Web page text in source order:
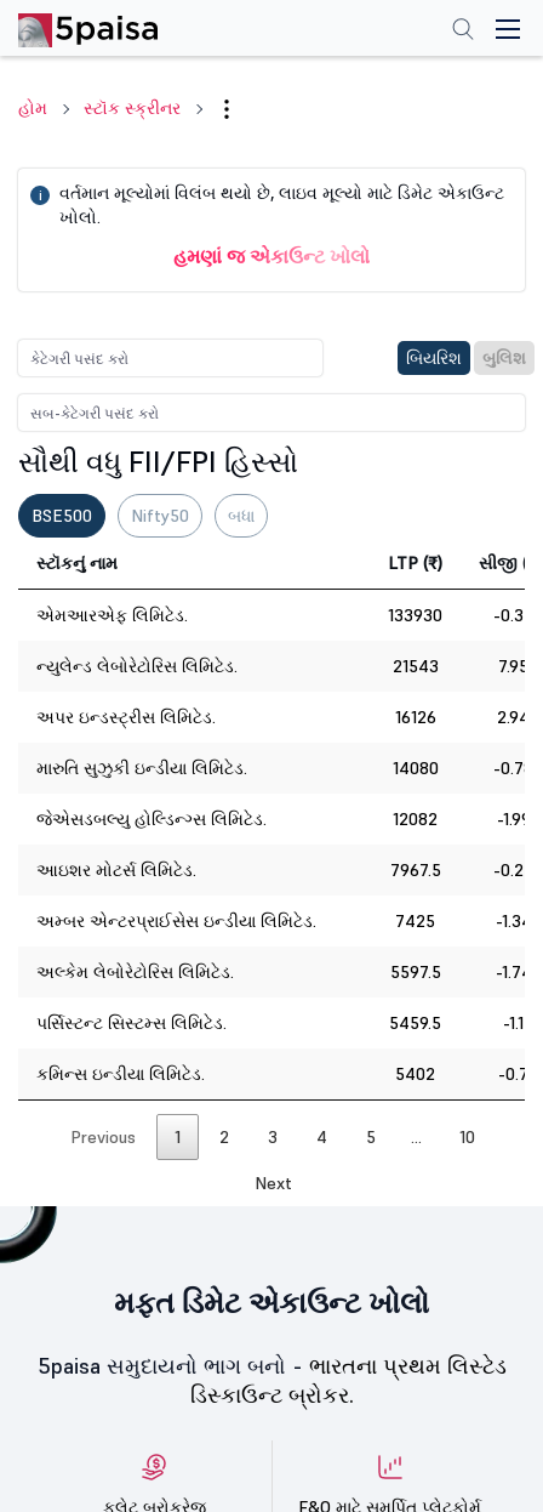
હોમ સ્ટૉક સ્ક્રીનર
i
વર્તમાન મૂલ્યોમાં વિલંબ થયો છે, લાઇવ મૂલ્યો માટે ડિમેટ એકાઉન્ટ
ખોલો.
હમણાં જ એકાઉન્ટ ખોલો
બિયરિશ બુલિશ
સૌથી વધુ FII/FPI હિસ્સો
BSE500 Nifty50 બધા
સ્ટૉકનું નામ LTP (₹) સીજી
એમઆરએફ લિમિટેડ. 133930 -0.35
ન્યુલેન્ડ લેબોરેટોરિસ લિમિટેડ. 21543 7.95
અપર ઇન્ડસ્ટ્રીસ લિમિટેડ. 16126 2.94
મારુતિ સુઝુકી ઇન્ડીયા લિમિટેડ. 14080 -0.78
જેએસડબલ્યુ હોલ્ડિન્ગ્સ લિમિટેડ. 12082 -1.99
આઇશર મોટર્સ લિમિટેડ. 7967.5 -0.24
અમ્બર એન્ટરપ્રાઈસેસ ઇન્ડીયા લિમિટેડ. 7425 -1.34
અલ્કેમ લેબોરેટોરિસ લિમિટેડ. 5597.5 -1.74
પર્સિસ્ટન્ટ સિસ્ટમ્સ લિમિટેડ. 5459.5 -1.1
કમિન્સ ઇન્ડીયા લિમિટેડ. 5402 -0.7
Previous 1 2 3 4 5 10
Next
મફત ડિમેટ એકાઉન્ટ ખોલો
5paisa સમુદાયનો ભાગ બનો - ભારતના પ્રથમ લિસ્ટેડ
ડિસ્કાઉન્ટ બ્રોકર.
ફ્લેટ બ્રોકરેજ F&O માટે સમર્પિત પ્લેટફોર્મ